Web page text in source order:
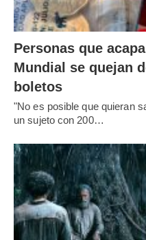
Personas que
Mundial se quejan
boletos
"No es posible que quieran
un sujeto con 200…